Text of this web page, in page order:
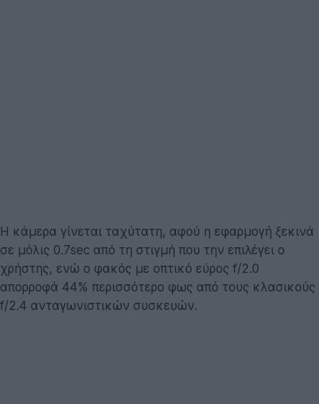
Η κάμερα γίνεται ταχύτατη, αφού η εφαρμογή ξεκινά
σε μόλις 0.7sec από τη στιγμή που την επιλέγει ο
χρήστης, ενώ ο φακός με οπτικό εύρος f/2.0
απορροφά 44% περισσότερο φως από τους κλασικούς
f/2.4 ανταγωνιστικών συσκευών.